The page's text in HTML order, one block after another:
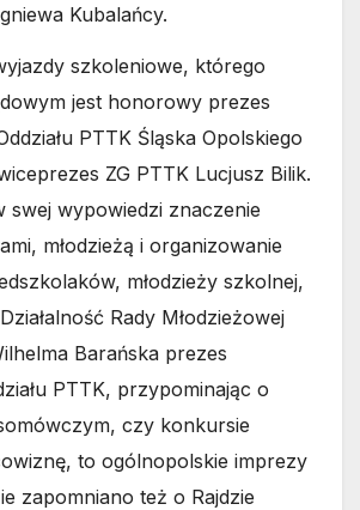
Kubalańcy.
szkoleniowe, którego
jest honorowy prezes
PTTK Śląska Opolskiego
ZG PTTK Lucjusz Bilik.
swej wypowiedzi znaczenie
młodzieżą i organizowanie
młodzieży szkolnej,
Rady Młodzieżowej
Barańska prezes
PTTK, przypominając o
czy konkursie
to ogólnopolskie imprezy
zapomniano też o Rajdzie